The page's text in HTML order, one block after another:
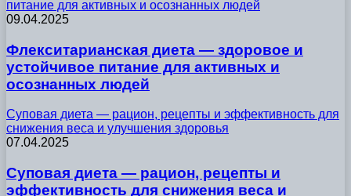
питание для активных и осознанных людей
09.04.2025
Флекситарианская диета — здоровое и
устойчивое питание для активных и
осознанных людей
Суповая диета — рацион, рецепты и эффективность для
снижения веса и улучшения здоровья
07.04.2025
Суповая диета — рацион, рецепты и
эффективность для снижения веса и